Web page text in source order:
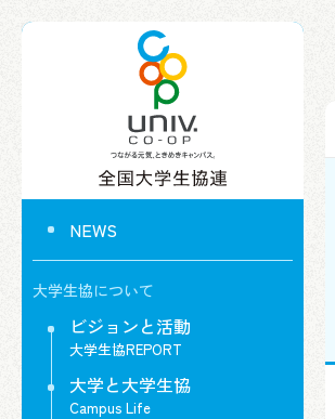
NEWS
大学生協について
ビジョンと活動
大学生協REPORT
大学と大学生協
Campus Life